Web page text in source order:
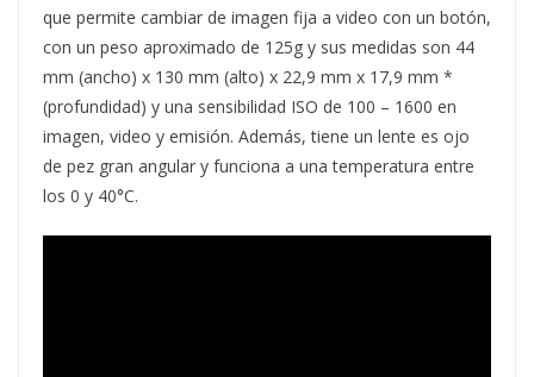
que permite cambiar de imagen fija a video con un botón,
con un peso aproximado de 125g y sus medidas son 44
mm (ancho) x 130 mm (alto) x 22,9 mm x 17,9 mm *
(profundidad) y una sensibilidad ISO de 100 – 1600 en
imagen, video y emisión. Además, tiene un lente es ojo
de pez gran angular y funciona a una temperatura entre
los 0 y 40°C.